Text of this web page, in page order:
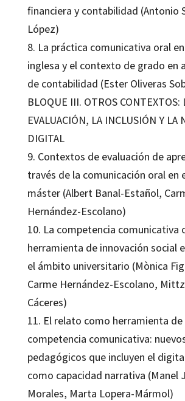
financiera y contabilidad (Antonio
López)
8. La práctica comunicativa oral
inglesa y el contexto de grado en
de contabilidad (Ester Oliveras
BLOQUE III. OTROS CONTEXTOS:
EVALUACIÓN, LA INCLUSIÓN Y LA
DIGITAL
9. Contextos de evaluación de
través de la comunicación oral en
máster (Albert Banal-Estañol,
Hernández-Escolano)
10. La competencia comunicativa
herramienta de innovación social
el ámbito universitario (Mònica
Carme Hernández-Escolano,
Cáceres)
11. El relato como herramienta de
competencia comunicativa:
pedagógicos que incluyen el
como capacidad narrativa (Manel
Morales, Marta Lopera-Mármol)